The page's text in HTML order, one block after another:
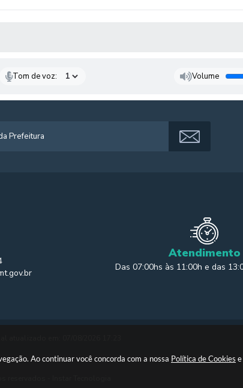
Ao continuar você concorda com a nossa Política de Cookies e
Tom de voz: Volume
Atendimento
Das 07:00hs às 11:00h e das